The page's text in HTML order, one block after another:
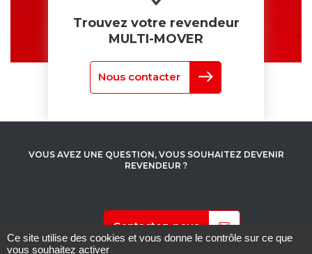
Trouvez votre revendeur
MULTI-MOVER
Nous contacter
VOUS AVEZ UNE QUESTION,VOUS SOUHAITEZ DEVENIR
REVENDEUR ?
Contactez-nous
Ce site utilise des cookies et vous donne le contrôle sur ce que
vous souhaitez activer